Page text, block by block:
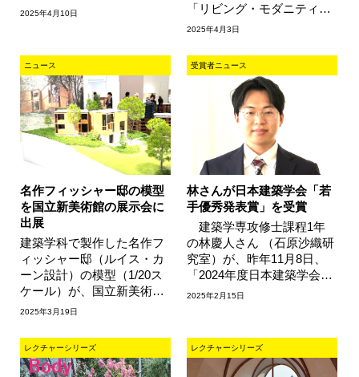
築仕上学会より「奨励賞 修
2025年4月10日
「リビング・モダニティ
住まいの実験 1920s-
合わせて、新一年…
2025年4月3日
ニュース
名作フィッシャー邸の模型
を国立新美術館の展示会に
出展
建築学科で製作した名作フ
ィッシャー邸（ルイス・カ
ーン設計）の模型（1/20ス
ケール）が、国立新美術館
で開催されている「リビン
実験 1920…
2025年3月19日
受賞者ニュース
林さんが日本建築学会「若
手優秀発表賞」を受賞
建築学専攻修士課程1年
の林慶人さん （石原沙織研
究室）が、昨年11月8日、
「2024年度日本建築学会大
会（関東）学術講演会」に
2025年2月15日
レクチャーシリーズ レクチャーシリーズ